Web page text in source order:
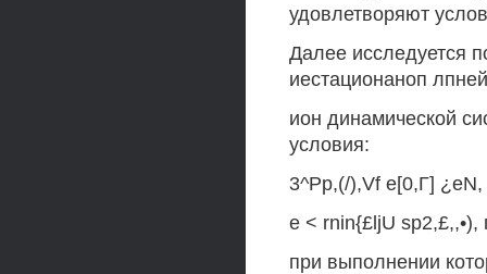
удовлетворяют
Далее исследуется
иестационаноп
ион динамической
условия:
3^Pp,(/),Vf е[0,Г]
е < rnin{£ljU sp2,£,,•),
при выполнении